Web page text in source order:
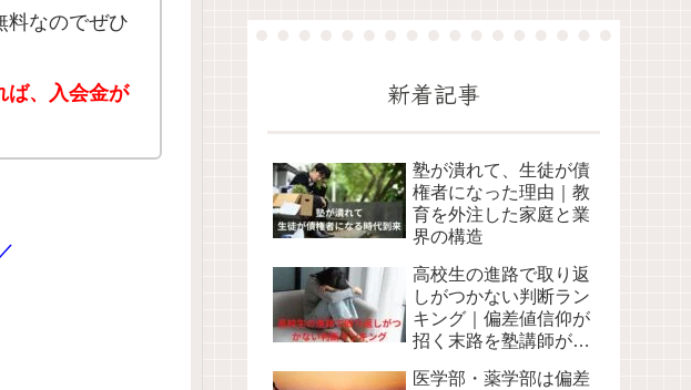
料なのでぜひ
ば、入会金が
新着記事
塾が潰れて、生徒が債
権者になった理由｜教
育を外注した家庭と業
界の構造
高校生の進路で取り返
しがつかない判断ラン
キング｜偏差値信仰が
招く末路を塾講師が語
医学部・薬学部は偏差